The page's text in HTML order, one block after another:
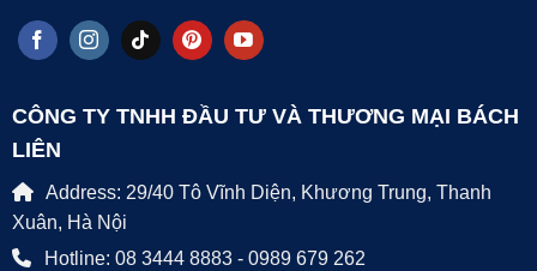
CÔNG TY TNHH ĐẦU TƯ VÀ THƯƠNG MẠI BÁCH
LIÊN
Address: 29/40 Tô Vĩnh Diện, Khương Trung, Thanh
Xuân, Hà Nội
Hotline: 08 3444 8883 - 0989 679 262